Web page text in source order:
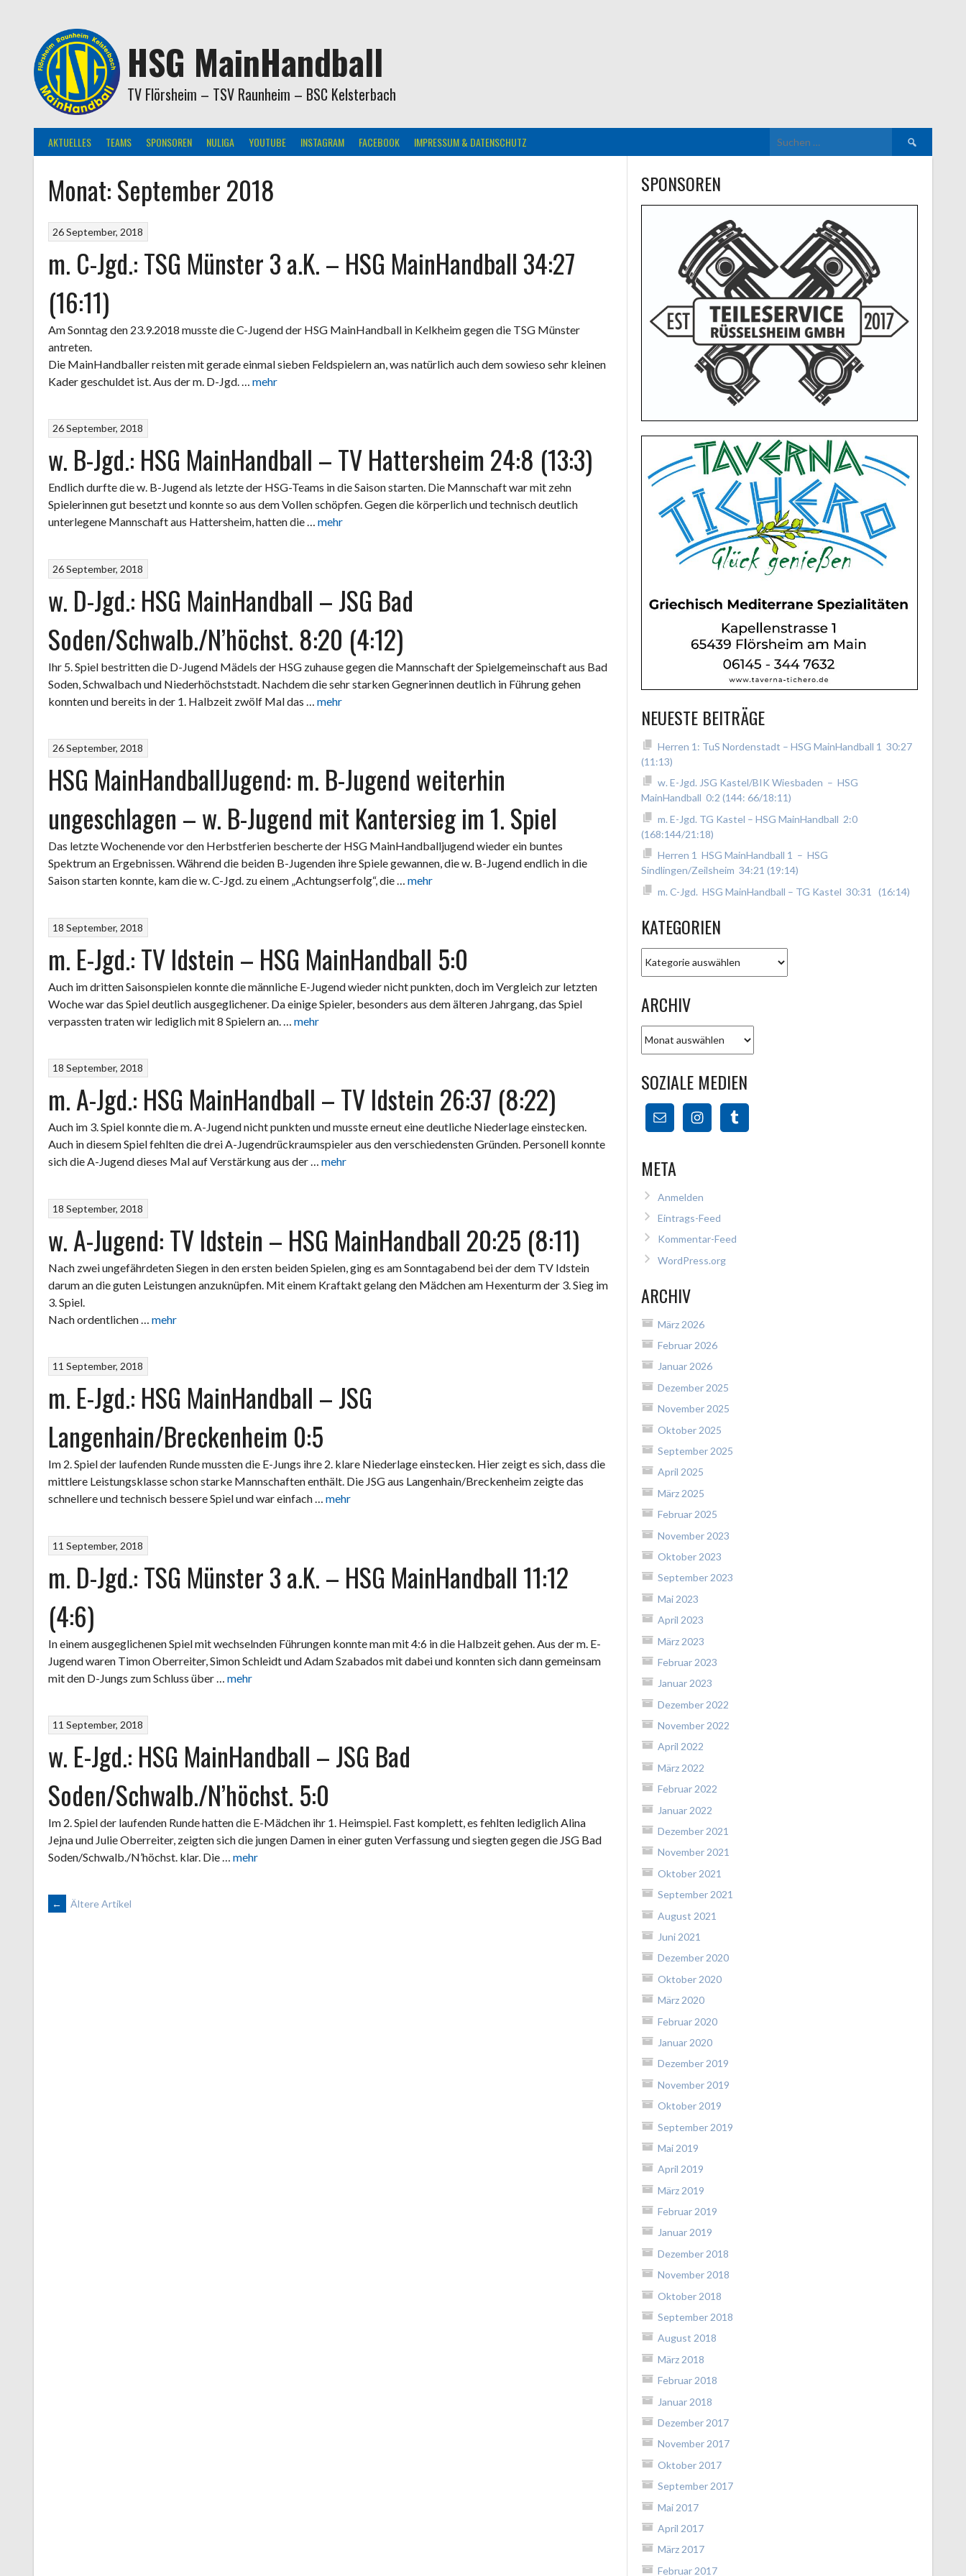
HSG MainHandball
TV Flörsheim – TSV Raunheim – BSC Kelsterbach
AKTUELLES TEAMS SPONSOREN NULIGA YOUTUBE INSTAGRAM FACEBOOK IMPRESSUM & DATENSCHUTZ
Suchen
nach:
Monat:September 2018
26 September, 2018
m. C-Jgd.: TSG Münster 3 a.K. – HSG MainHandball 34:27
(16:11)
Am Sonntag den 23.9.2018 musste die C-Jugend der HSG MainHandball in Kelkheim gegen die TSG Münster
antreten.
Die MainHandballer reisten mit gerade einmal sieben Feldspielern an, was natürlich auch dem sowieso sehr kleinen
Kader geschuldet ist. Aus der m. D-Jgd. … mehr
26 September, 2018
w. B-Jgd.: HSG MainHandball – TV Hattersheim 24:8 (13:3)
Endlich durfte die w. B-Jugend als letzte der HSG-Teams in die Saison starten. Die Mannschaft war mit zehn
Spielerinnen gut besetzt und konnte so aus dem Vollen schöpfen. Gegen die körperlich und technisch deutlich
unterlegene Mannschaft aus Hattersheim, hatten die … mehr
26 September, 2018
w. D-Jgd.: HSG MainHandball – JSG Bad
Soden/Schwalb./N’höchst. 8:20 (4:12)
Ihr 5. Spiel bestritten die D-Jugend Mädels der HSG zuhause gegen die Mannschaft der Spielgemeinschaft aus Bad
Soden, Schwalbach und Niederhöchststadt. Nachdem die sehr starken Gegnerinnen deutlich in Führung gehen
konnten und bereits in der 1. Halbzeit zwölf Mal das … mehr
26 September, 2018
HSG MainHandballJugend: m. B-Jugend weiterhin
ungeschlagen – w. B-Jugend mit Kantersieg im 1. Spiel
Das letzte Wochenende vor den Herbstferien bescherte der HSG MainHandballjugend wieder ein buntes
Spektrum an Ergebnissen. Während die beiden B-Jugenden ihre Spiele gewannen, die w. B-Jugend endlich in die
Saison starten konnte, kam die w. C-Jgd. zu einem „Achtungserfolg“, die … mehr
18 September, 2018
m. E-Jgd.: TV Idstein – HSG MainHandball 5:0
Auch im dritten Saisonspielen konnte die männliche E-Jugend wieder nicht punkten, doch im Vergleich zur letzten
Woche war das Spiel deutlich ausgeglichener. Da einige Spieler, besonders aus dem älteren Jahrgang, das Spiel
verpassten traten wir lediglich mit 8 Spielern an. … mehr
18 September, 2018
m. A-Jgd.: HSG MainHandball – TV Idstein 26:37 (8:22)
Auch im 3. Spiel konnte die m. A-Jugend nicht punkten und musste erneut eine deutliche Niederlage einstecken.
Auch in diesem Spiel fehlten die drei A-Jugendrückraumspieler aus den verschiedensten Gründen. Personell konnte
sich die A-Jugend dieses Mal auf Verstärkung aus der … mehr
18 September, 2018
w. A-Jugend: TV Idstein – HSG MainHandball 20:25 (8:11)
Nach zwei ungefährdeten Siegen in den ersten beiden Spielen, ging es am Sonntagabend bei der dem TV Idstein
darum an die guten Leistungen anzuknüpfen. Mit einem Kraftakt gelang den Mädchen am Hexenturm der 3. Sieg im
3. Spiel.
Nach ordentlichen … mehr
11 September, 2018
m. E-Jgd.: HSG MainHandball – JSG
Langenhain/Breckenheim 0:5
Im 2. Spiel der laufenden Runde mussten die E-Jungs ihre 2. klare Niederlage einstecken. Hier zeigt es sich, dass die
mittlere Leistungsklasse schon starke Mannschaften enthält. Die JSG aus Langenhain/Breckenheim zeigte das
schnellere und technisch bessere Spiel und war einfach … mehr
11 September, 2018
m. D-Jgd.: TSG Münster 3 a.K. – HSG MainHandball 11:12
(4:6)
In einem ausgeglichenen Spiel mit wechselnden Führungen konnte man mit 4:6 in die Halbzeit gehen. Aus der m. E-
Jugend waren Timon Oberreiter, Simon Schleidt und Adam Szabados mit dabei und konnten sich dann gemeinsam
mit den D-Jungs zum Schluss über … mehr
11 September, 2018
w. E-Jgd.: HSG MainHandball – JSG Bad
Soden/Schwalb./N’höchst. 5:0
Im 2. Spiel der laufenden Runde hatten die E-Mädchen ihr 1. Heimspiel. Fast komplett, es fehlten lediglich Alina
Jejna und Julie Oberreiter, zeigten sich die jungen Damen in einer guten Verfassung und siegten gegen die JSG Bad
Soden/Schwalb./N’höchst. klar. Die … mehr
BEITRAGSNAVIGATION
← Ältere Artikel
SPONSOREN
NEUESTE BEITRÄGE
Herren 1: TuS Nordenstadt – HSG MainHandball 1 30:27
(11:13)
w. E-Jgd. JSG Kastel/BIK Wiesbaden – HSG
MainHandball 0:2 (144: 66/18:11)
m. E-Jgd. TG Kastel – HSG MainHandball 2:0
(168:144/21:18)
Herren 1 HSG MainHandball 1 – HSG
Sindlingen/Zeilsheim 34:21 (19:14)
m. C-Jgd. HSG MainHandball – TG Kastel 30:31 (16:14)
KATEGORIEN
ARCHIV
SOZIALE MEDIEN
META
Anmelden
Eintrags-Feed
Kommentar-Feed
WordPress.org
ARCHIV
März 2026
Februar 2026
Januar 2026
Dezember 2025
November 2025
Oktober 2025
September 2025
April 2025
März 2025
Februar 2025
November 2023
Oktober 2023
September 2023
Mai 2023
April 2023
März 2023
Februar 2023
Januar 2023
Dezember 2022
November 2022
April 2022
März 2022
Februar 2022
Januar 2022
Dezember 2021
November 2021
Oktober 2021
September 2021
August 2021
Juni 2021
Dezember 2020
Oktober 2020
März 2020
Februar 2020
Januar 2020
Dezember 2019
November 2019
Oktober 2019
September 2019
Mai 2019
April 2019
März 2019
Februar 2019
Januar 2019
Dezember 2018
November 2018
Oktober 2018
September 2018
August 2018
März 2018
Februar 2018
Januar 2018
Dezember 2017
November 2017
Oktober 2017
September 2017
Mai 2017
April 2017
März 2017
Februar 2017